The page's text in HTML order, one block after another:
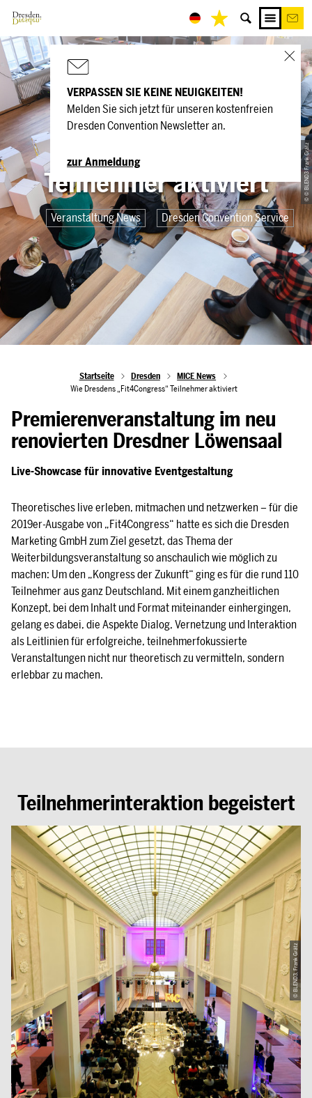
VERPASSEN SIE KEINE NEUIGKEITEN!
Melden Sie sich jetzt für unseren kostenfreien
Dresden Convention Newsletter an.
zur Anmeldung © © BLEND3 Frank Grätz
Wie Dresdens
„Fit4Congress“
Teilnehmer aktiviert
Veranstaltung News Dresden Convention Service
Startseite Dresden
MICE News
Wie Dresdens „Fit4Congress“ Teilnehmer aktiviert
Premierenveranstaltung im neu
renovierten Dresdner Löwensaal
Live-Showcase für innovative Eventgestaltung
Theoretisches live erleben, mitmachen und netzwerken – für die
2019er-Ausgabe von „Fit4Congress“ hatte es sich die Dresden
Marketing GmbH zum Ziel gesetzt, das Thema der
Weiterbildungsveranstaltung so anschaulich wie möglich zu
machen: Um den „Kongress der Zukunft“ ging es für die rund 110
Teilnehmer aus ganz Deutschland. Mit einem ganzheitlichen
Konzept, bei dem Inhalt und Format miteinander einhergingen,
gelang es dabei, die Aspekte Dialog, Vernetzung und Interaktion
als Leitlinien für erfolgreiche, teilnehmerfokussierte
Veranstaltungen nicht nur theoretisch zu vermitteln, sondern
erlebbar zu machen.
Teilnehmerinteraktion begeistert
© BLEND3, Frank Grätz